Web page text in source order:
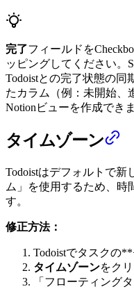
完了フィールドを
ッピングしてください。
Todoistとの完了状態の
たカラム（例：未開始、
Notionビューを作成できま
タイムゾーン
Todoistはデフォルトで新
ム」を使用するため、時
す。
修正方法：
Todoistでタスクの
タイムゾーンをク
「フローティング